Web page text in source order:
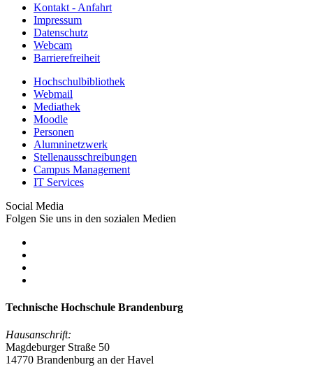
Kontakt - Anfahrt
Impressum
Datenschutz
Webcam
Barrierefreiheit
Hochschulbibliothek
Webmail
Mediathek
Moodle
Personen
Alumninetzwerk
Stellenausschreibungen
Campus Management
IT Services
Social Media
Folgen Sie uns in den sozialen Medien
Technische Hochschule Brandenburg
Hausanschrift:
Magdeburger Straße 50
14770 Brandenburg an der Havel